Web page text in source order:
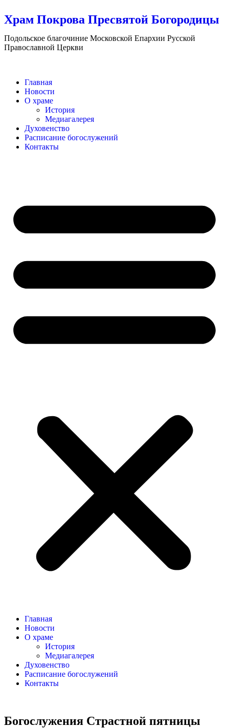
Храм Покрова Пресвятой Богородицы
Подольское благочиние Московской Епархии Русской
Православной Церкви
Главная
Новости
О храме
История
Медиагалерея
Духовенство
Расписание богослужений
Контакты
Главная
Новости
О храме
История
Медиагалерея
Духовенство
Расписание богослужений
Контакты
Богослужения Страстной пятницы